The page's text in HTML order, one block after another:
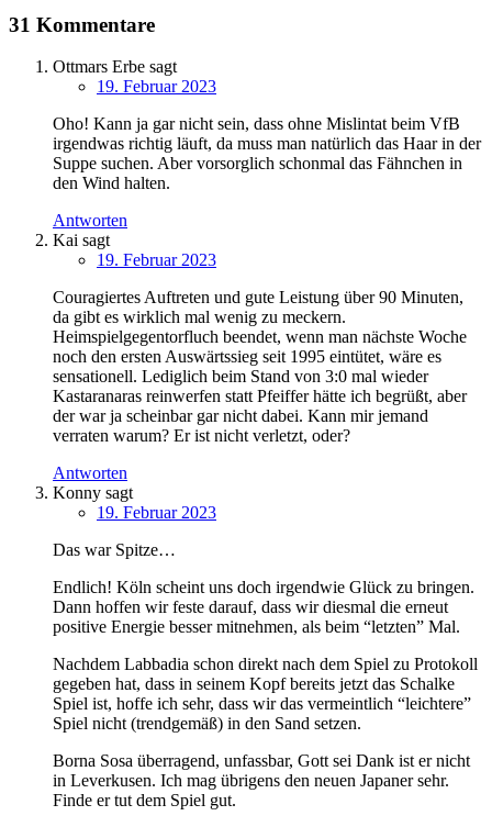
31 Kommentare
Ottmars Erbe sagt
19. Februar 2023
Oho! Kann ja gar nicht sein, dass ohne Mislintat beim VfB
irgendwas richtig läuft, da muss man natürlich das Haar in der
Suppe suchen. Aber vorsorglich schonmal das Fähnchen in
den Wind halten.
Antworten
Kai sagt
19. Februar 2023
Couragiertes Auftreten und gute Leistung über 90 Minuten,
da gibt es wirklich mal wenig zu meckern.
Heimspielgegentorfluch beendet, wenn man nächste Woche
noch den ersten Auswärtssieg seit 1995 eintütet, wäre es
sensationell. Lediglich beim Stand von 3:0 mal wieder
Kastaranaras reinwerfen statt Pfeiffer hätte ich begrüßt, aber
der war ja scheinbar gar nicht dabei. Kann mir jemand
verraten warum? Er ist nicht verletzt, oder?
Antworten
Konny sagt
19. Februar 2023
Das war Spitze…
Endlich! Köln scheint uns doch irgendwie Glück zu bringen.
Dann hoffen wir feste darauf, dass wir diesmal die erneut
positive Energie besser mitnehmen, als beim “letzten” Mal.
Nachdem Labbadia schon direkt nach dem Spiel zu Protokoll
gegeben hat, dass in seinem Kopf bereits jetzt das Schalke
Spiel ist, hoffe ich sehr, dass wir das vermeintlich “leichtere”
Spiel nicht (trendgemäß) in den Sand setzen.
Borna Sosa überragend, unfassbar, Gott sei Dank ist er nicht
in Leverkusen. Ich mag übrigens den neuen Japaner sehr.
Finde er tut dem Spiel gut.